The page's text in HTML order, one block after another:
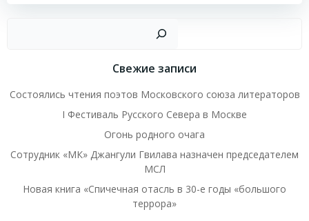
записям записям
Свежие записи
Состоялись чтения поэтов Московского союза литераторов
I Фестиваль Русского Севера в Москве
Огонь родного очага
Сотрудник «МК» Джангули Гвилава назначен председателем
МСЛ
Новая книга «Спичечная отасль в 30-е годы «большого
террора»